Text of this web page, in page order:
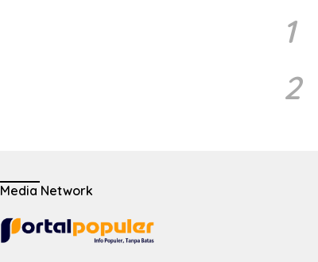
1
2
Media Network